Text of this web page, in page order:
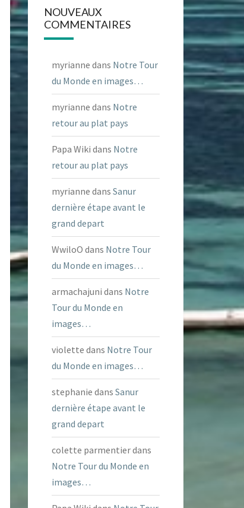
NOUVEAUX
COMMENTAIRES
myrianne dans Notre Tour
du Monde en images…
myrianne dans Notre
retour au plat pays
Papa Wiki dans Notre
retour au plat pays
myrianne dans Sanur
dernière étape avant le
grand depart
WwiloO dans Notre Tour
du Monde en images…
armachajuni dans Notre
Tour du Monde en
images…
violette dans Notre Tour
du Monde en images…
stephanie dans Sanur
dernière étape avant le
grand depart
colette parmentierdans
Notre Tour du Monde en
images…